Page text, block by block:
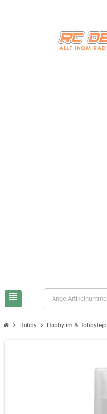
view_headline
chevron_right Hobby chevron_right Hobbylim & Hobbytejp